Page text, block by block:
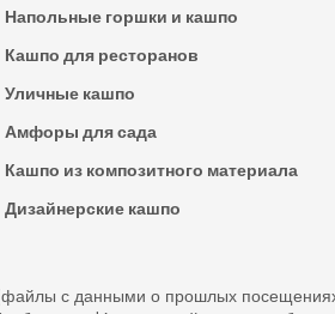
Напольные горшки и кашпо
Кашпо для ресторанов
Уличные кашпо
Амфоры для сада
Кашпо из композитного материала
Дизайнерские кашпо
с данными о прошлых